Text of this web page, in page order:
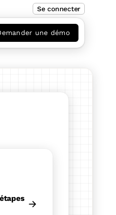
Se connecter
une démo
→